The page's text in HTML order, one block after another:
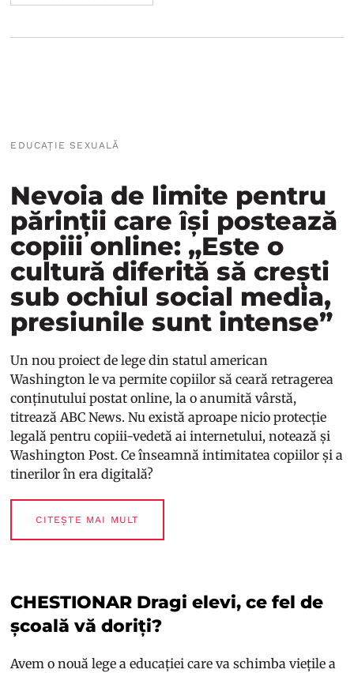
EDUCAȚIE SEXUALĂ
Nevoia de limite pentru
părinții care își postează
copiii online: „Este o
cultură diferită să crești
sub ochiul social media,
presiunile sunt intense”
Un nou proiect de lege din statul american
Washington le va permite copiilor să ceară retragerea
conținutului postat online, la o anumită vârstă,
titreazăABC News. Nu există aproape nicio protecție
legală pentru copiii-vedetă ai internetului, notează și
Washington Post. Ce înseamnă intimitatea copiilor și a
tinerilor în era digitală?
CITEȘTE MAI MULT
CHESTIONAR Dragi elevi, ce fel de
școală vă doriți?
Avem o nouă lege a educației care va schimba viețile a